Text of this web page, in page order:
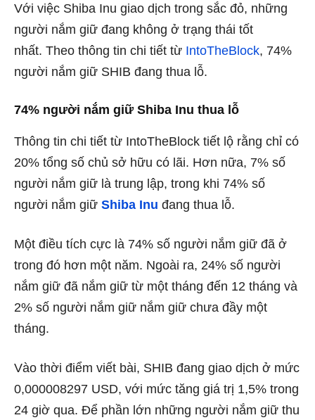
Với việc Shiba Inu giao dịch trong sắc đỏ, những
người nắm giữ đang không ở trạng thái tốt
nhất. Theo thông tin chi tiết từ IntoTheBlock, 74%
người nắm giữ SHIB đang thua lỗ.
74% người nắm giữ Shiba Inu thua lỗ
Thông tin chi tiết từ IntoTheBlock tiết lộ rằng chỉ có
20% tổng số chủ sở hữu có lãi. Hơn nữa, 7% số
người nắm giữ là trung lập, trong khi 74% số
người nắm giữ Shiba Inu đang thua lỗ.
Một điều tích cực là 74% số người nắm giữ đã ở
trong đó hơn một năm. Ngoài ra, 24% số người
nắm giữ đã nắm giữ từ một tháng đến 12 tháng và
2% số người nắm giữ nắm giữ chưa đầy một
tháng.
Vào thời điểm viết bài, SHIB đang giao dịch ở mức
0,000008297 USD, với mức tăng giá trị 1,5% trong
24 giờ qua. Để phần lớn những người nắm giữ thu